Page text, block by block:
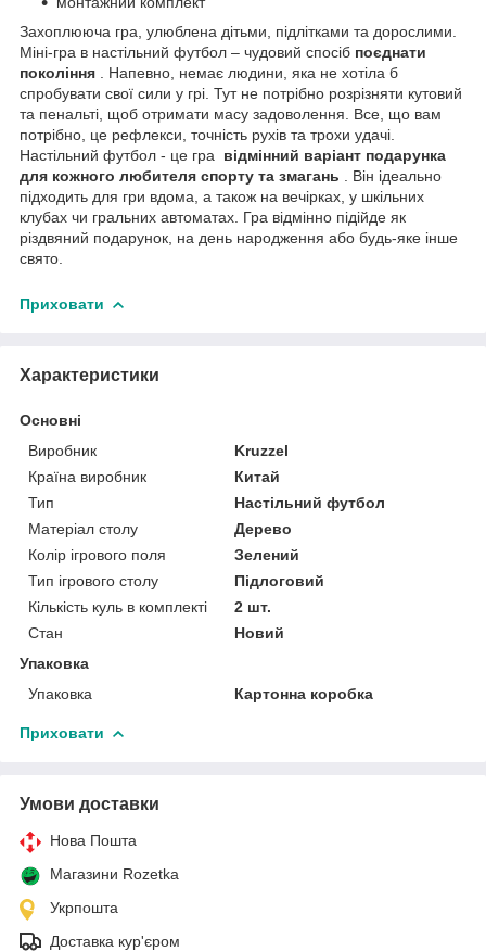
Захоплююча гра, улюблена дітьми, підлітками та дорослими.
Міні-гра в настільний футбол – чудовий спосіб поєднати
покоління
. Напевно, немає людини, яка не хотіла б
спробувати свої сили у грі. Тут не потрібно розрізняти кутовий
та пенальті, щоб отримати масу задоволення. Все, що вам
потрібно, це рефлекси, точність рухів та трохи удачі.
Настільний футбол - це гра відмінний варіант подарунка
для кожного любителя спорту та змагань
. Він ідеально
підходить для гри вдома, а також на вечірках, у шкільних
клубах чи гральних автоматах. Гра відмінно підійде як
різдвяний подарунок, на день народження або будь-яке інше
свято.
Приховати
Характеристики
Основні
Виробник
Kruzzel
Країна виробник
Китай
Тип
Настільний футбол
Матеріал столу
Дерево
Колір ігрового поля
Зелений
Тип ігрового столу
Підлоговий
Кількість куль в комплекті
2 шт.
Стан
Новий
Упаковка
Упаковка
Картонна коробка
Приховати
Умови доставки
Нова Пошта
Магазини Rozetka
Укрпошта
Доставка кур'єром